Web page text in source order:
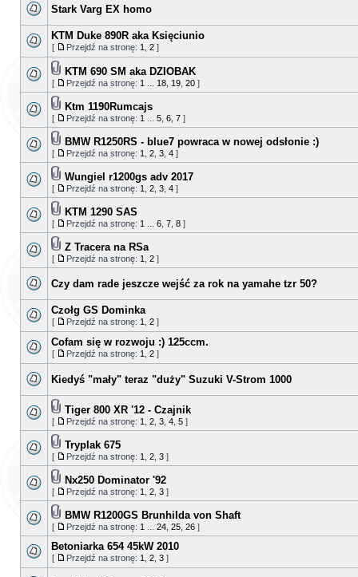
Stark Varg EX homo
KTM Duke 890R aka Księciunio
[ Przejdź na stronę: 1 2 ]
KTM 690 SM aka DZIOBAK
[ Przejdź na stronę: 1 18 19 20 ]
Ktm 1190Rumcajs
[ Przejdź na stronę: 1 5 6 7 ]
BMW R1250RS - blue7 powraca w nowej odsłonie :)
[ Przejdź na stronę: 1 2 3 4 ]
Wungiel r1200gs adv 2017
[ Przejdź na stronę: 1 2 3 4 ]
KTM 1290 SAS
[ Przejdź na stronę: 1 6 7 8 ]
Z Tracera na RSa
[ Przejdź na stronę: 1 2 ]
Czy dam rade jeszcze wejść za rok na yamahe tzr 50?
Czołg GS Dominka
[ Przejdź na stronę: 1 2 ]
Cofam się w rozwoju :) 125ccm.
[ Przejdź na stronę: 1 2 ]
Kiedyś "mały" teraz "duży" Suzuki V-Strom 1000
Tiger 800 XR '12 - Czajnik
[ Przejdź na stronę: 1 2 3 4 5 ]
Tryplak 675
[ Przejdź na stronę: 1 2 3 ]
Nx250 Dominator '92
[ Przejdź na stronę: 1 2 3 ]
BMW R1200GS Brunhilda von Shaft
[ Przejdź na stronę: 1 24 25 26 ]
Betoniarka 654 45kW 2010
[ Przejdź na stronę: 1 2 3 ]